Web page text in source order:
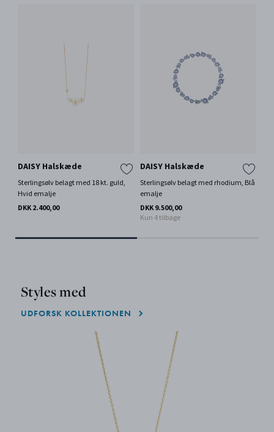
DAISY Halskæde
Sterlingsølv belagt med 18 kt. guld,
Hvid emalje
DKK 2.400,00
DAISY Halskæde
Sterlingsølv belagt med rhodium, Blå
emalje
DKK 9.500,00
Kun 4 tilbage
Styles med
UDFORSK KOLLEKTIONEN